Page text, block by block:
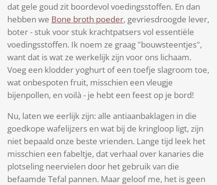
dat gele goud zit boordevol voedingsstoffen. En dan
hebben we Bone broth poeder, gevriesdroogde lever,
boter - stuk voor stuk krachtpatsers vol essentiële
voedingsstoffen. Ik noem ze graag "bouwsteentjes",
want dat is wat ze werkelijk zijn voor ons lichaam.
Voeg een klodder yoghurt of een toefje slagroom toe,
wat onbespoten fruit, misschien een vleugje
bijenpollen, en voilà - je hebt een feest op je bord!
Nu, laten we eerlijk zijn: alle antiaanbaklagen in die
goedkope wafelijzers en wat bij de kringloop ligt, zijn
niet bepaald onze beste vrienden. Lange tijd leek het
misschien een fabeltje, dat verhaal over kanaries die
plotseling neervielen door het gebruik van die
befaamde Tefal pannen. Maar geloof me, het is geen